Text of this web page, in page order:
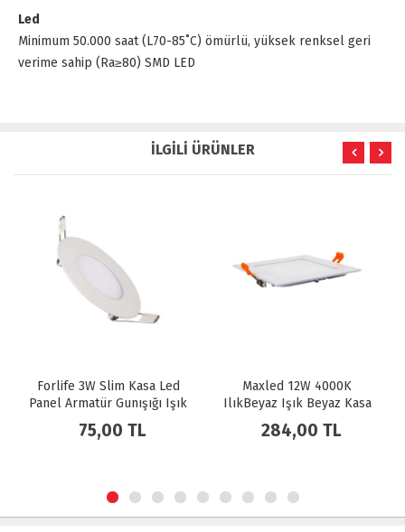
Led
Minimum 50.000 saat (L70-85˚C) ömürlü, yüksek renksel geri
verime sahip (Ra≥80) SMD LED
İLGİLİ ÜRÜNLER
Forlife 3W Slim Kasa Led
Panel Armatür Gunışığı Işık
FL-2038-G
75,00 TL
Maxled 12W 4000K
IlıkBeyaz Işık Beyaz Kasa
Sıva Altı Kare LED Spot MX-
1032
284,00 TL